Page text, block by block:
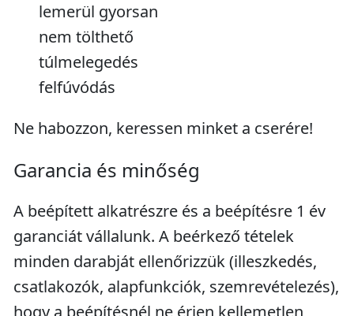
lemerül gyorsan
nem tölthető
túlmelegedés
felfúvódás
Ne habozzon, keressen minket a cserére!
Garancia és minőség
A beépített alkatrészre és a beépítésre 1 év
garanciát vállalunk. A beérkező tételek
minden darabját ellenőrizzük (illeszkedés,
csatlakozók, alapfunkciók, szemrevételezés),
hogy a beépítésnél ne érjen kellemetlen